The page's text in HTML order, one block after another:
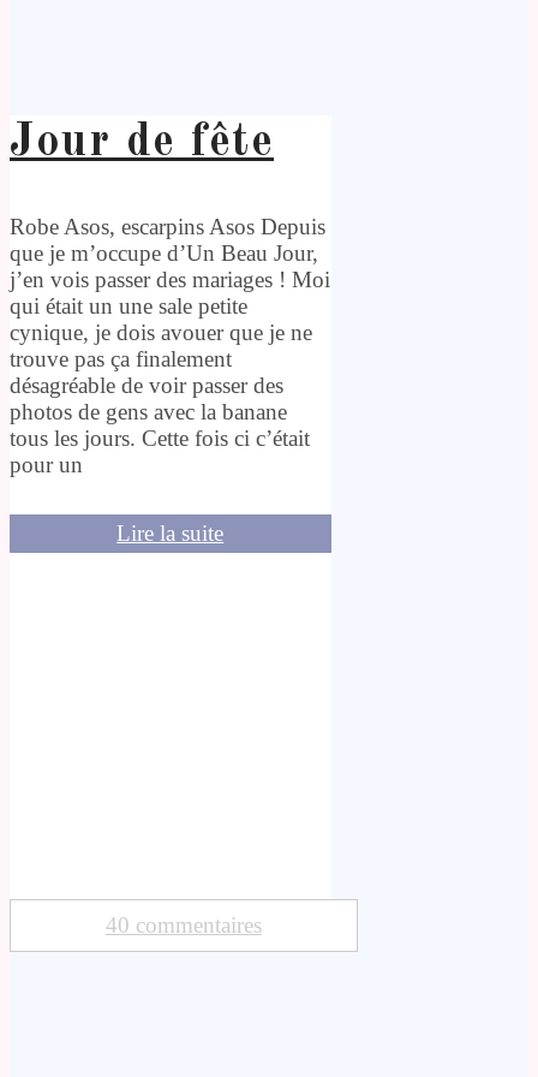
Jour de fête
Robe Asos, escarpins Asos Depuis
que je m’occupe d’Un Beau Jour,
j’en vois passer des mariages ! Moi
qui était un une sale petite
cynique, je dois avouer que je ne
trouve pas ça finalement
désagréable de voir passer des
photos de gens avec la banane
tous les jours. Cette fois ci c’était
pour un
Lire la suite
40 commentaires